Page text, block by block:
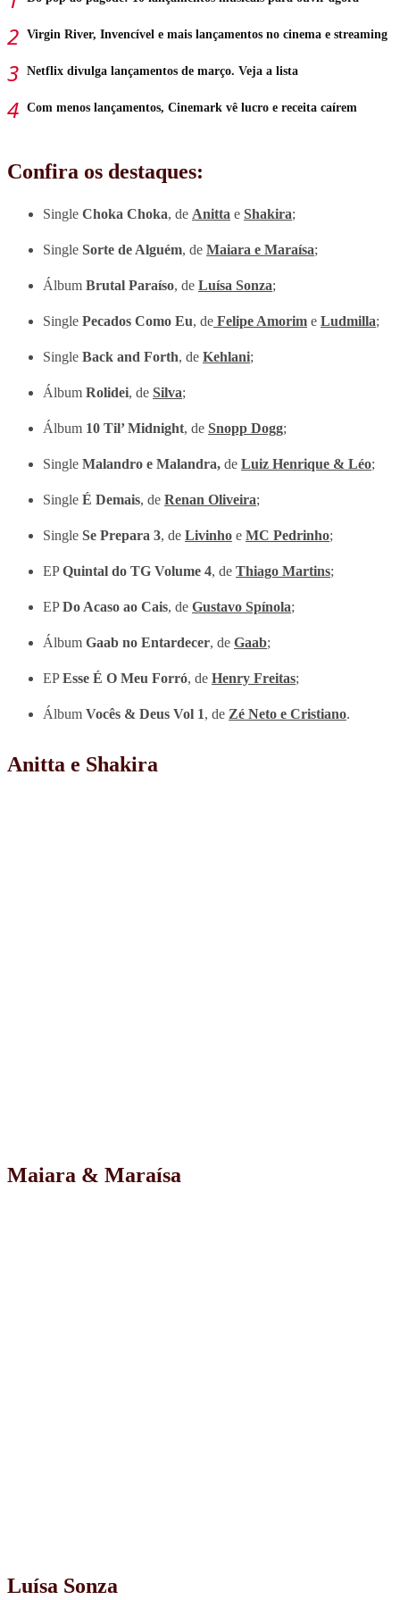
Virgin River, Invencível e mais lançamentos no cinema e streaming
Netflix divulga lançamentos de março. Veja a lista
Com menos lançamentos, Cinemark vê lucro e receita caírem
Confira os destaques:
Single Choka Choka, de Anitta e Shakira;
Single Sorte de Alguém, de Maiara e Maraísa;
Álbum Brutal Paraíso, de Luísa Sonza;
Single Pecados Como Eu, de Felipe Amorim e Ludmilla;
Single Back and Forth, de Kehlani;
Álbum Rolidei, de Silva;
Álbum 10 Til’ Midnight, de Snopp Dogg;
Single Malandro e Malandra, de Luiz Henrique & Léo;
Single É Demais, de Renan Oliveira;
Single Se Prepara 3, de Livinho e MC Pedrinho;
EPQuintal do TG Volume 4, de Thiago Martins;
EPDo Acaso ao Cais, de Gustavo Spínola;
Álbum Gaab no Entardecer, de Gaab;
EPEsse É O Meu Forró, de Henry Freitas;
Álbum Vocês & Deus Vol 1, de Zé Neto e Cristiano.
Anitta e Shakira
Maiara & Maraísa
Luísa Sonza